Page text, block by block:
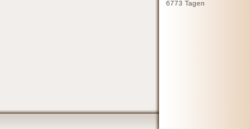
6773 Tagen